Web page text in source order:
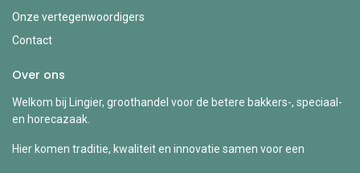
Onze vertegenwoordigers
Contact
Over ons
Welkom bij Lingier, groothandel voor de betere bakkers-, speciaal-
en horecazaak.
Hier komen traditie, kwaliteit en innovatie samen voor een